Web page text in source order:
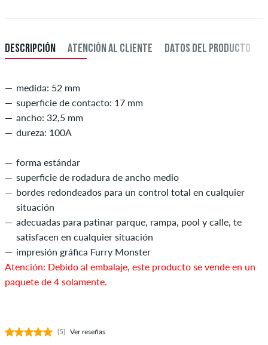
DESCRIPCIÓN ATENCIÓN AL CLIENTE DATOS DEL PRODUCTO
medida: 52 mm
superficie de contacto: 17 mm
ancho: 32,5 mm
dureza: 100A
forma estándar
superficie de rodadura de ancho medio
bordes redondeados para un control total en cualquier
situación
adecuadas para patinar parque, rampa, pool y calle, te
satisfacen en cualquier situación
impresión gráfica Furry Monster
Atención: Debido al embalaje, este producto se vende en un
paquete de 4 solamente.
(5) Ver reseñas